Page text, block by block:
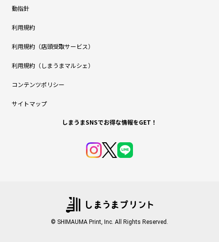
動指針
利用規約
利用規約（店頭受取サービス）
利用規約（しまうまマルシェ）
コンテンツポリシー
サイトマップ
しまうまSNSでお得な情報をGET！
© SHIMAUMA Print, Inc. All Rights Reserved.